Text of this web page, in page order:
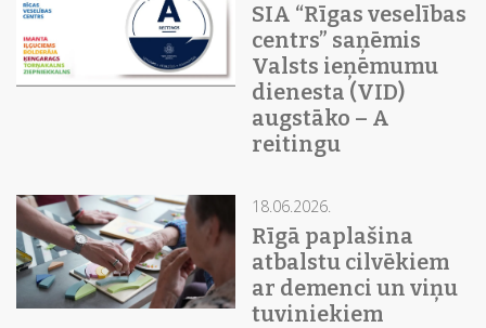
SIA “Rīgas veselības
centrs” saņēmis
Valsts ieņēmumu
dienesta (VID)
augstāko – A
reitingu
18.06.2026.
Rīgā paplašina
atbalstu cilvēkiem
ar demenci un viņu
tuviniekiem